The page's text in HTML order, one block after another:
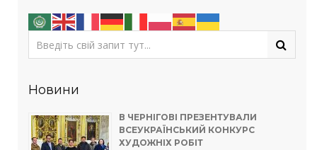
Новини
В ЧЕРНІГОВІ ПРЕЗЕНТУВАЛИ
ВСЕУКРАЇНСЬКИЙ КОНКУРС
ХУДОЖНІХ РОБІТ